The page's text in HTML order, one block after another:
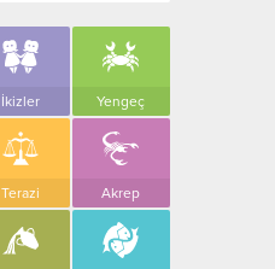
İkizler Yengeç
Terazi Akrep